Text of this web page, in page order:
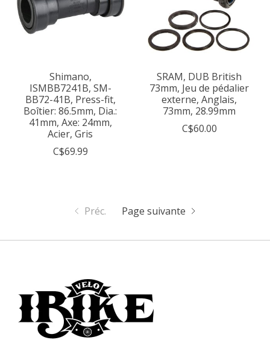
Shimano,
ISMBB7241B, SM-
BB72-41B, Press-fit,
Boîtier: 86.5mm, Dia.:
41mm, Axe: 24mm,
Acier, Gris
C$69.99
SRAM, DUB British
73mm, Jeu de pédalier
externe, Anglais,
73mm, 28.99mm
C$60.00
Préc. Page suivante